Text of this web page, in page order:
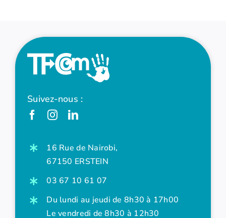
Suivez-nous :
16 Rue de Nairobi,
67150 ERSTEIN
03 67 10 61 07
Du lundi au jeudi de 8h30 à 17h00
Le vendredi de 8h30 à 12h30